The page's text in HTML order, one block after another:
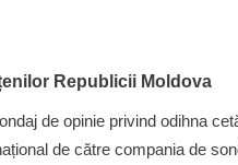
Republicii Moldova
de opinie privind odihna
de către compania de